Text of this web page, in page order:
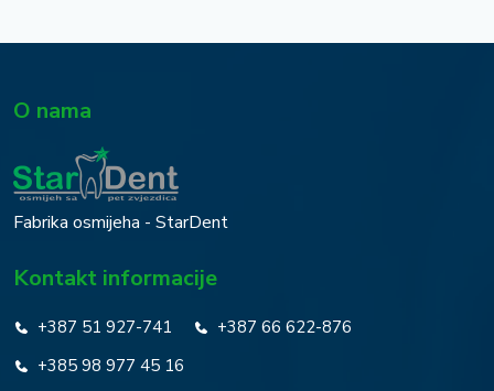
O nama
Fabrika osmijeha - StarDent
Kontakt informacije
+387 51 927-741
+387 66 622-876
+385 98 977 45 16